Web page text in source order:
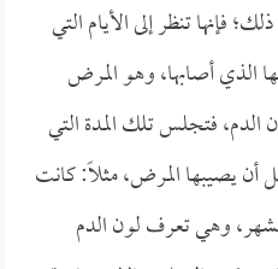
فإنها تنظر إلى الأيام التي
الذي أصابها، وهو المرض
فتجلس تلك المدة التي
أن يصيبها المرض، مثلاً: كانت
وهي تعرف لون الدم